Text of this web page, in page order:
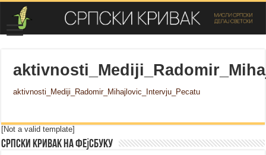
aktivnosti_Mediji_Radomir_Mihajlovic_Intervju_Pecatu
[Not a valid template]
Српски Кривак на Фејсбуку